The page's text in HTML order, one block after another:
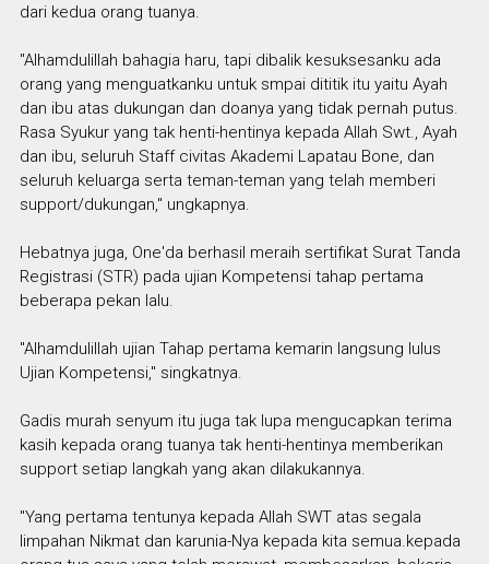
dari kedua orang tuanya.
"Alhamdulillah bahagia haru, tapi dibalik kesuksesanku ada
orang yang menguatkanku untuk smpai dititik itu yaitu Ayah
dan ibu atas dukungan dan doanya yang tidak pernah putus.
Rasa Syukur yang tak henti-hentinya kepada Allah Swt., Ayah
dan ibu, seluruh Staff civitas Akademi Lapatau Bone, dan
seluruh keluarga serta teman-teman yang telah memberi
support/dukungan," ungkapnya.
Hebatnya juga, One'da berhasil meraih sertifikat Surat Tanda
Registrasi (STR) pada ujian Kompetensi tahap pertama
beberapa pekan lalu.
"Alhamdulillah ujian Tahap pertama kemarin langsung lulus
Ujian Kompetensi," singkatnya.
Gadis murah senyum itu juga tak lupa mengucapkan terima
kasih kepada orang tuanya tak henti-hentinya memberikan
support setiap langkah yang akan dilakukannya.
"Yang pertama tentunya kepada Allah SWT atas segala
limpahan Nikmat dan karunia-Nya kepada kita semua.kepada